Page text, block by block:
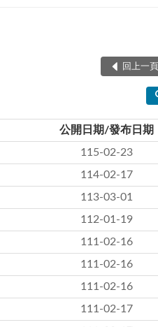
回上一頁
公開日期/發布日期
115-02-23
114-02-17
113-03-01
112-01-19
111-02-16
111-02-16
111-02-16
111-02-17